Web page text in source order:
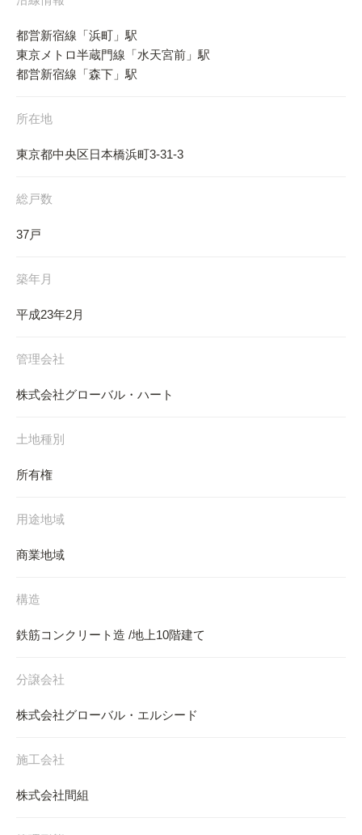
都営新宿線「浜町」駅
東京メトロ半蔵門線「水天宮前」駅
都営新宿線「森下」駅
所在地
東京都中央区日本橋浜町3-31-3
総戸数
37戸
築年月
平成23年2月
管理会社
株式会社グローバル・ハート
土地種別
所有権
用途地域
商業地域
構造
鉄筋コンクリート造 /地上10階建て
分譲会社
株式会社グローバル・エルシード
施工会社
株式会社間組